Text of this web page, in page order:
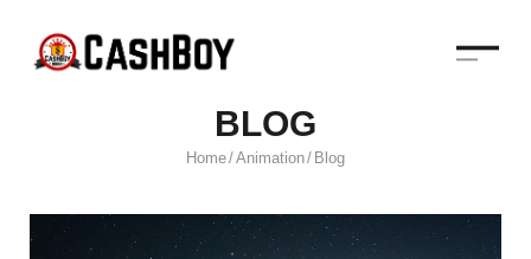
BLOG
Home/Animation/ Blog